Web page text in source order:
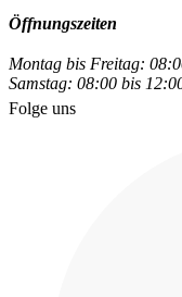
Öffnungszeiten
Montag bis Freitag:
Samstag: 08:00 bis
Folge uns